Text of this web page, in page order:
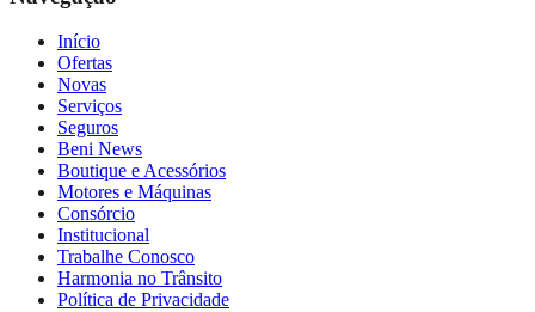
Início
Ofertas
Novas
Serviços
Seguros
Beni News
Boutique e Acessórios
Motores e Máquinas
Consórcio
Institucional
Trabalhe Conosco
Harmonia no Trânsito
Política de Privacidade